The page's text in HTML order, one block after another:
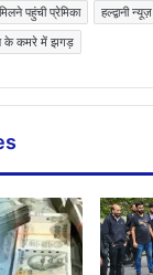
पहुंची प्रेमिका हल्द्वानी न्यूज़
के कमरे में झगड़